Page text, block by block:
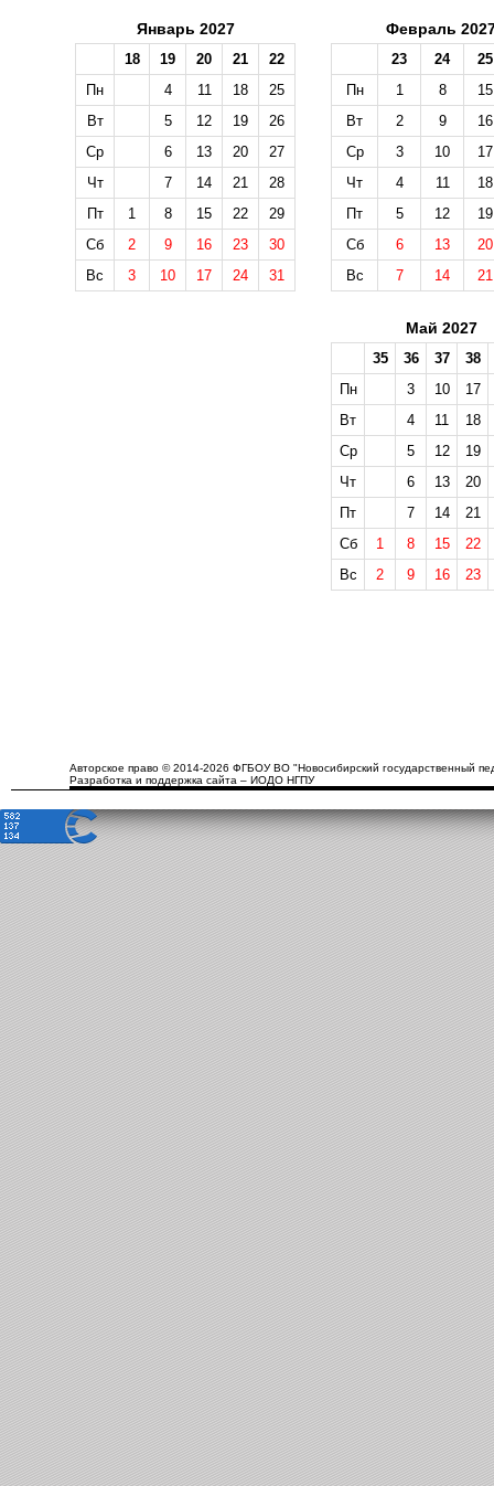
Январь 2027
18 19 20 21
22
Пн
4 11 18
25
Вт
5 12 19
26
Ср
6 13 20
27
Чт
7 14 21
28
Пт
1 8 15 22
29
Сб
2 9 16 23
30
Вс
3 10 17 24 31
Февраль
23 24
25
Пн
1 8
15
Вт
2 9
16
Ср
3 10
17
Чт
4 11
18
Пт
5 12
19
Сб
6 13
20
Вс
7 14 21
Май 2027
35 36 37
38
Пн
3 10
17
Вт
4 11
18
Ср
5 12
19
Чт
6 13
20
Пт
7 14
21
Сб
1 8 15
22
Вс
2 9 16 23
Авторское право © 2014-2026 ФГБОУ ВО "Новосибирский государственный
Разработка и поддержка сайта – ИОДО НГПУ